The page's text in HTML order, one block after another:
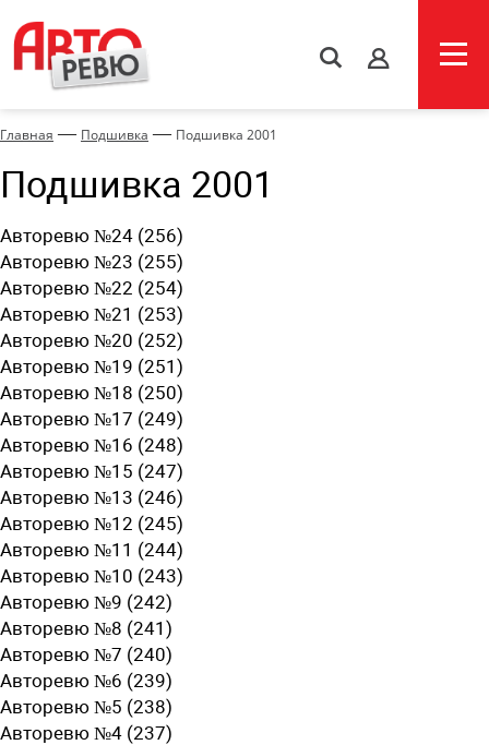
s
Главная — Подшивка — Подшивка 2001
Подшивка 2001
Авторевю №24 (256)
Авторевю №23 (255)
Авторевю №22 (254)
Авторевю №21 (253)
Авторевю №20 (252)
Авторевю №19 (251)
Авторевю №18 (250)
Авторевю №17 (249)
Авторевю №16 (248)
Авторевю №15 (247)
Авторевю №13 (246)
Авторевю №12 (245)
Авторевю №11 (244)
Авторевю №10 (243)
Авторевю №9 (242)
Авторевю №8 (241)
Авторевю №7 (240)
Авторевю №6 (239)
Авторевю №5 (238)
Авторевю №4 (237)